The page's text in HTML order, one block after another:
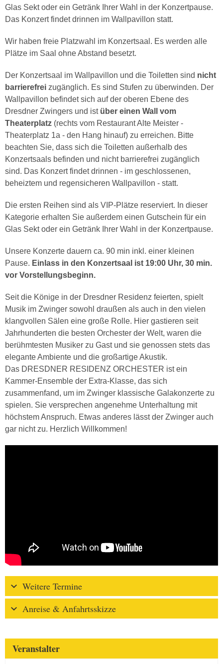
Glas Sekt oder ein Getränk Ihrer Wahl in der Konzertpause.
Das Konzert findet drinnen im Wallpavillon statt.
Wir haben freie Platzwahl im Konzertsaal. Es werden alle
Plätze im Saal ohne Abstand besetzt.
Der Konzertsaal im Wallpavillon und die Toiletten sind nicht
barrierefrei zugänglich. Es sind Stufen zu überwinden. Der
Wallpavillon befindet sich auf der oberen Ebene des
Dresdner Zwingers und ist über einen Wall vom
Theaterplatz (rechts vom Restaurant Alte Meister -
Theaterplatz 1a - den Hang hinauf) zu erreichen. Bitte
beachten Sie, dass sich die Toiletten außerhalb des
Konzertsaals befinden und nicht barrierefrei zugänglich
sind. Das Konzert findet drinnen - im geschlossenen,
beheiztem und regensicheren Wallpavillon - statt.
Die ersten Reihen sind als VIP-Plätze reserviert. In dieser
Kategorie erhalten Sie außerdem einen Gutschein für ein
Glas Sekt oder ein Getränk Ihrer Wahl in der Konzertpause.
Unsere Konzerte dauern ca. 90 min inkl. einer kleinen
Pause. Einlass in den Konzertsaal ist 19:00 Uhr, 30 min.
vor Vorstellungsbeginn.
Seit die Könige in der Dresdner Residenz feierten, spielt
Musik im Zwinger sowohl draußen als auch in den vielen
klangvollen Sälen eine große Rolle. Hier gastieren seit
Jahrhunderten die besten Orchester der Welt, waren die
berühmtesten Musiker zu Gast und sie genossen stets das
elegante Ambiente und die großartige Akustik.
Das DRESDNER RESIDENZ ORCHESTER ist ein
Kammer-Ensemble der Extra-Klasse, das sich
zusammenfand, um im Zwinger klassische Galakonzerte zu
spielen. Sie versprechen angenehme Unterhaltung mit
höchstem Anspruch. Etwas anderes lässt der Zwinger auch
gar nicht zu. Herzlich Willkommen!
Weitere Termine
Anreise & Anfahrtsskizze
Veranstalter